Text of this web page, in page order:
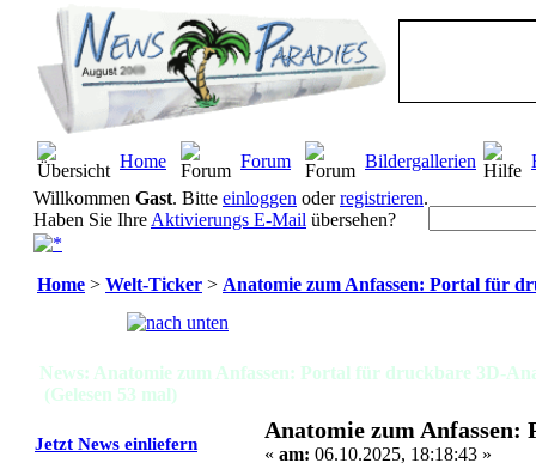
Home Forum Bildergallerien
Willkommen Gast. Bitte einloggen oderregistrieren.
Haben Sie Ihre Aktivierungs E-Mail übersehen?
Home > Welt-Ticker > Anatomie zum Anfassen: Portal für
News: Anatomie zum Anfassen: Portal für druckbare 3D-
(Gelesen 53 mal)
Jetzt News einliefern
Anatomie zum
« am: 06.10.2025, 18:18:43 »